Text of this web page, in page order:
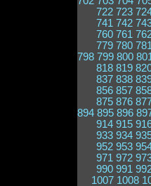
722 723
741 742
760 761
779 780 781
798 799 800 801
818 819
837 838
856 857
875 876
894 895 896
914 915
933 934
952 953
971 972
990 991
1007 1008